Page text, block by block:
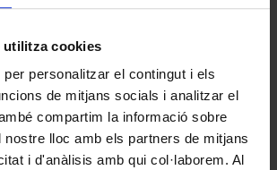
cookies
personalitzar el contingut i els
de mitjans socials i analitzar el
compartim la informació sobre
lloc amb els partners de mitjans
i d'anàlisis amb qui col·laborem. Al